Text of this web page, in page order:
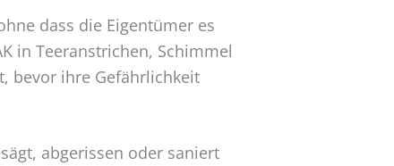
dass die Eigentümer es
in Teeranstrichen, Schimmel
bevor ihre Gefährlichkeit
abgerissen oder saniert